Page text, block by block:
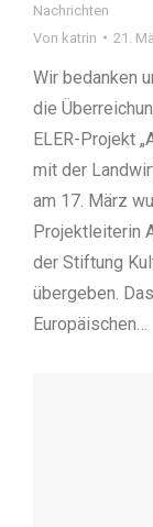
Nachrichten
Von katrin 21.
Wir bedanken
die
ELER-Projekt
mit der
am 17. März
Projektleiterin
der Stiftung
übergeben.
Europäischen…